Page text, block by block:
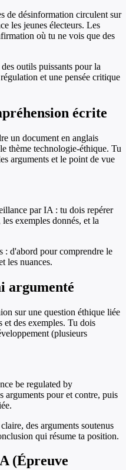
de désinformation circulent sur
les jeunes électeurs. Les
où tu ne vois que des
outils puissants pour la
et une pensée critique
écrite
un document en anglais
thème technologie-éthique. Tu
arguments et le point de vue
par IA : tu dois repérer
exemples donnés, et la
: d'abord pour comprendre le
les nuances.
argumenté
sur une question éthique liée
et des exemples. Tu dois
(plusieurs
be regulated by
arguments pour et contre, puis
des arguments soutenus
qui résume ta position.
(Épreuve